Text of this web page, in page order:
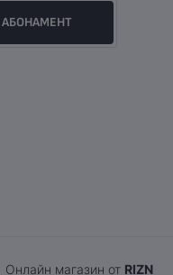
АБОНАМЕНТ
Онлайн магазин от RIZN